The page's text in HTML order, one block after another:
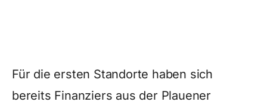
Für die ersten Standorte haben sich
bereits Finanziers aus der Plauener